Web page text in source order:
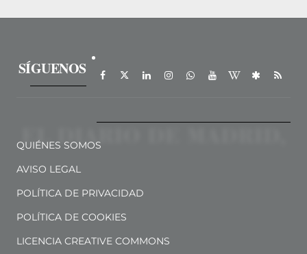
SÍGUENOS
QUIÉNES SOMOS
AVISO LEGAL
POLÍTICA DE PRIVACIDAD
POLÍTICA DE COOKIES
LICENCIA CREATIVE COMMONS